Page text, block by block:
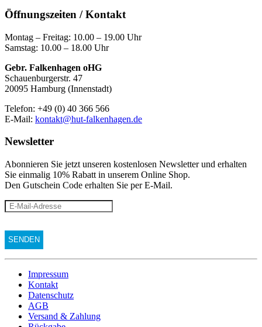
Öffnungszeiten / Kontakt
Montag – Freitag: 10.00 – 19.00 Uhr
Samstag: 10.00 – 18.00 Uhr
Gebr. Falkenhagen oHG
Schauenburgerstr. 47
20095 Hamburg (Innenstadt)
Telefon: +49 (0) 40 366 566
E-Mail: kontakt@hut-falkenhagen.de
Newsletter
Abonnieren Sie jetzt unseren kostenlosen Newsletter und erhalten
Sie einmalig 10% Rabatt in unserem Online Shop.
Den Gutschein Code erhalten Sie per E-Mail.
Impressum
Kontakt
Datenschutz
AGB
Versand & Zahlung